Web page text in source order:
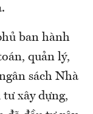
ban hành
quản lý,
sách Nhà
tư xây dựng,